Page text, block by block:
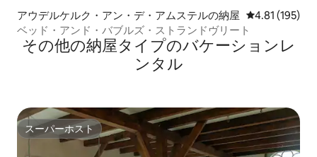
アウデルケルク・アン・デ・アムステルの納屋 レビュー195
4.81 (195)
ベッド・アンド・バブルズ・ストランドヴリート
その他の納屋タイプのバケーションレ
ンタル
スーパーホスト
スーパーホスト